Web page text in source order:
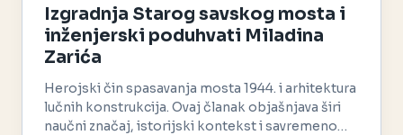
Izgradnja Starog savskog mosta i
inženjerski poduhvati Miladina
Zarića
Herojski čin spasavanja mosta 1944. i arhitektura
lučnih konstrukcija. Ovaj članak objašnjava širi
naučni značaj, istorijski kontekst i savremeno